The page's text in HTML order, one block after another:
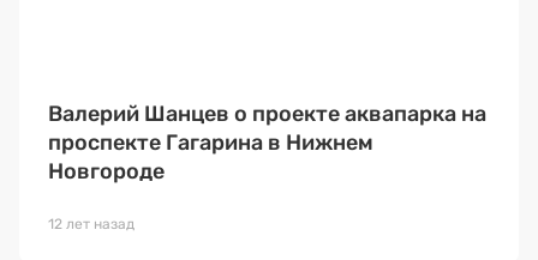
Валерий Шанцев о проекте аквапарка на
проспекте Гагарина в Нижнем
Новгороде
12 лет назад